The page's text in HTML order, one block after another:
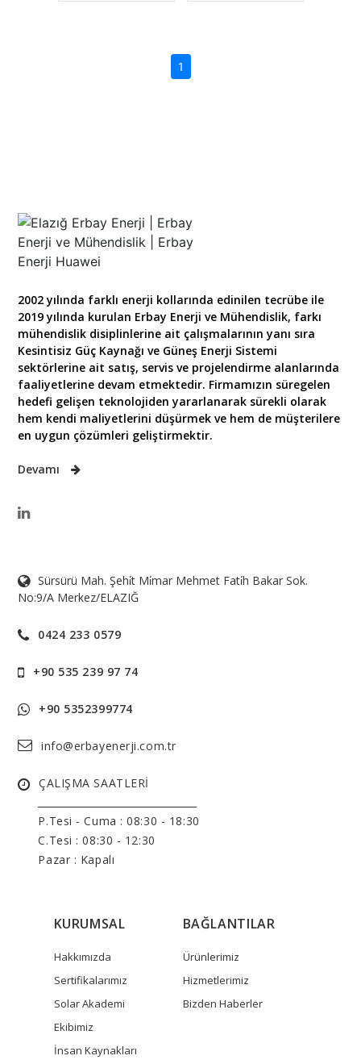
1
2002 yılında farklı enerji kollarında edinilen tecrübe ile
2019 yılında kurulan Erbay Enerji ve Mühendislik, farkı
mühendislik disiplinlerine ait çalışmalarının yanı sıra
Kesintisiz Güç Kaynağı ve Güneş Enerji Sistemi
sektörlerine ait satış, servis ve projelendirme alanlarında
faaliyetlerine devam etmektedir. Firmamızın süregelen
hedefi gelişen teknolojiden yararlanarak sürekli olarak
hem kendi maliyetlerini düşürmek ve hem de müşterilere
en uygun çözümleri geliştirmektir.
Devamı
Sürsürü Mah. Şehi̇t Mi̇mar Mehmet Fati̇h Bakar Sok.
No:9/A Merkez/ELAZIĞ
0424 233 0579
+90 535 239 97 74
+90 5352399774
info@erbayenerji.com.tr
ÇALIŞMA SAATLERİ
P.Tesi - Cuma : 08:30 - 18:30
C.Tesi : 08:30 - 12:30
Pazar : Kapalı
KURUMSAL
Hakkımızda
Sertifikalarımız
Solar Akademi
Ekibimiz
İnsan Kaynakları
BAĞLANTILAR
Ürünlerimiz
Hizmetlerimiz
Bizden Haberler